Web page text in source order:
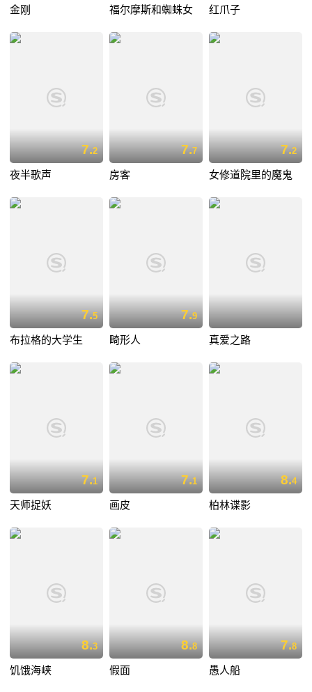
金刚 福尔摩斯和蜘蛛女 红爪子
7.2
夜半歌声
7.7
房客
7.2
女修道院里的魔鬼
7.5
布拉格的大学生
7.9
畸形人 真爱之路
7.1
天师捉妖
7.1
画皮
8.4
柏林谍影
8.3
饥饿海峡
8.8
假面
7.8
愚人船